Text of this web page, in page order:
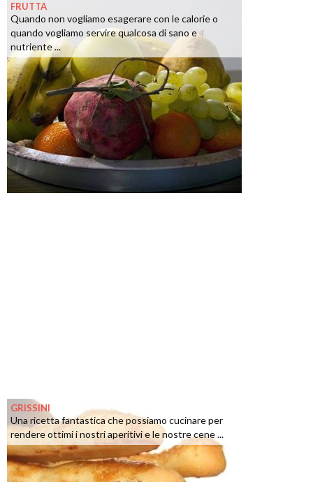
FRUTTA
Quando non vogliamo esagerare con le calorie o
quando vogliamo servire qualcosa di sano e
nutriente ...
GRISSINI
Una ricetta fantastica che possiamo cucinare per
rendere ottimi i nostri aperitivi e le nostre cene ...